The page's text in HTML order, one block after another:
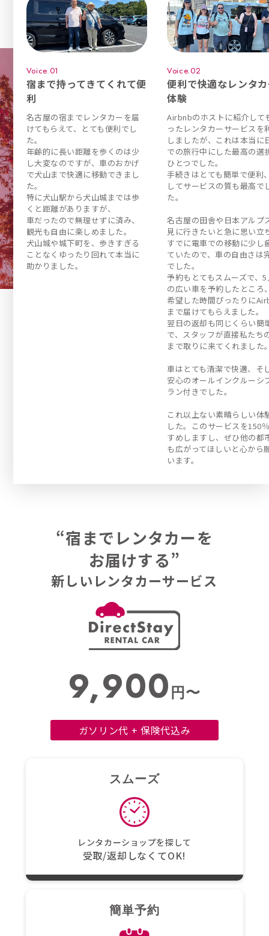
Voice.01
宿まで持ってきてくれて便
利
名古屋の宿までレンタカーを届
けてもらえて、とても便利でし
た。
年齢的に長い距離を歩くのは少
し大変なのですが、車のおかげ
で犬山まで快適に移動できまし
た。
特に犬山駅から犬山城までは歩
くと距離がありますが、
車だったので無理せずに済み、
観光も自由に楽しめました。
犬山城や城下町を、歩きすぎる
ことなくゆったり回れて本当に
助かりました。
Voice.02
便利で快適なレンタ
体験
Airbnbのホストに紹介して
ったレンタカーサービスを
しましたが、これは本当に
での旅行中にした最高の選
ひとつでした。
手続きはとても簡単で便利
してサービスの質も最高で
た。
名古屋の田舎や日本アルプ
見に行きたいと急に思い立
すでに電車での移動に少し
ていたので、車の自由さは
でした。
予約もとてもスムーズで、
の広い車を予約したところ
希望した時間ぴったりに
まで届けてもらえました。
翌日の返却も同じくらい簡
で、スタッフが直接私たち
まで取りに来てくれました
車はとても清潔で快適、そ
安心のオールインクルーシ
ラン付きでした。
これ以上ない素晴らしい体
した。このサービスを150
すめしますし、ぜひ他の都
も広がってほしいと心から
います。
“宿までレンタカーを
お届けする”
新しいレンタカーサービス
9,900円〜
ガソリン代 + 保険代込み
スムーズ
レンタカーショップを探して
受取/返却しなくてOK!
簡単予約